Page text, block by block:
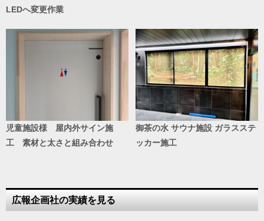
LEDへ変更作業
児童施設様 屋内外サイン施
工 素材と太さと組み合わせ
御茶の水 サウナ施設 ガラスステ
ッカー施工
広報企画社の実績を見る